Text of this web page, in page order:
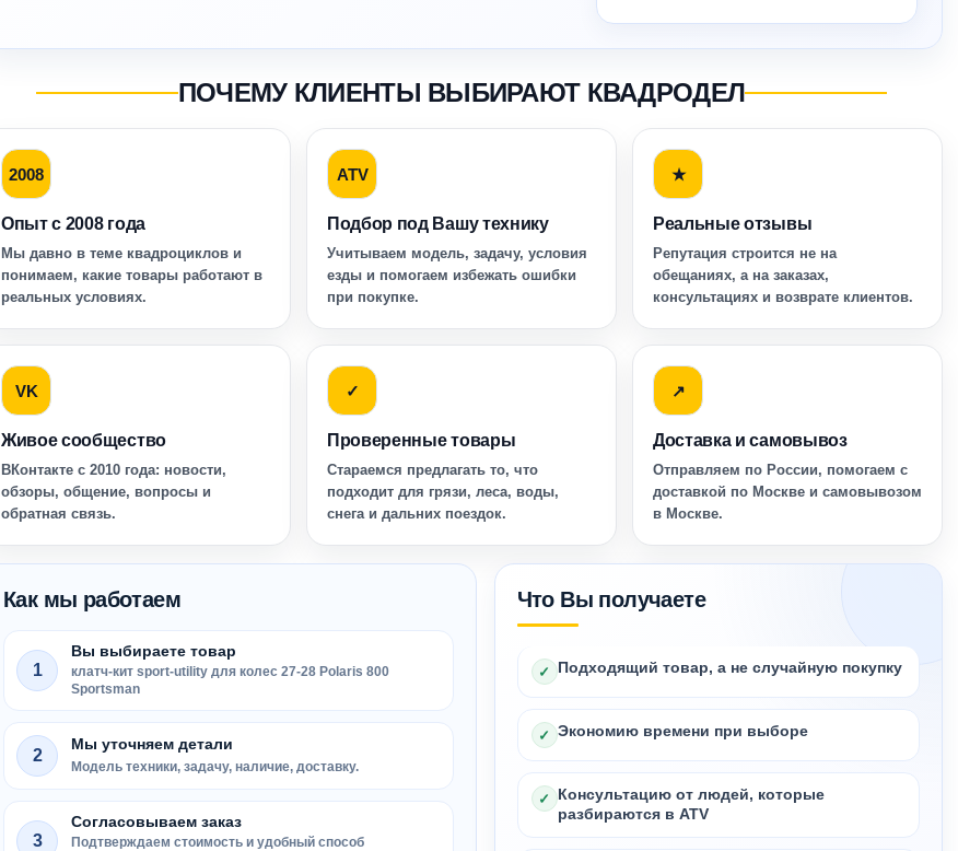
ПОЧЕМУ КЛИЕНТЫ ВЫБИРАЮТ КВАДРОДЕЛ
2008
Опыт с 2008 года
Мы давно в теме квадроциклов и
понимаем, какие товары работают в
реальных условиях.
ATV
Подбор под Вашу технику
Учитываем модель, задачу, условия
езды и помогаем избежать ошибки
при покупке.
★
Реальные отзывы
Репутация строится не на
обещаниях, а на заказах,
консультациях и возврате клиентов.
VK
Живое сообщество
ВКонтакте с 2010 года: новости,
обзоры, общение, вопросы и
обратная связь.
✓
Проверенные товары
Стараемся предлагать то, что
подходит для грязи, леса, воды,
снега и дальних поездок.
↗
Доставка и самовывоз
Отправляем по России, помогаем с
доставкой по Москве и самовывозом
в Москве.
Как мы работаем
1
Вы выбираете товар
клатч-кит sport-utility для колес 27-28 Polaris 800
Sportsman
2
Мы уточняем детали
Модель техники, задачу, наличие, доставку.
3
Согласовываем заказ
Подтверждаем стоимость и удобный способ
Что Вы получаете
✓ Подходящий товар, а не случайную покупку
✓ Экономию времени при выборе
✓ Консультацию от людей, которые
разбираются в ATV